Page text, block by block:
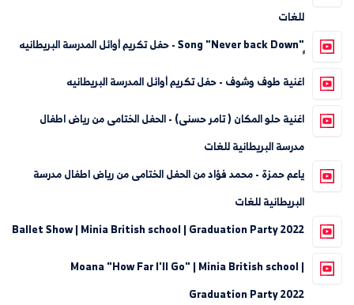
للغات
ٍٍ"Song "Never back Down - حفل تكريم أوائل المدرسة البريطانيه
اغنية طوف وشوف - حفل تكريم أوائل المدرسة البريطانيه
اغنية حلو المكان ( تامر حسنى) - الحفل الختامى من رياض اطفال
مدرسة البريطانية للغات
ياعم حمزة - محمد فؤاد من الحفل الختامى من رياض اطفال مدرسة
البريطانية للغات
Ballet Show | Minia British school | Graduation Party 2022
Moana "How Far I'll Go" | Minia British school |
Graduation Party 2022